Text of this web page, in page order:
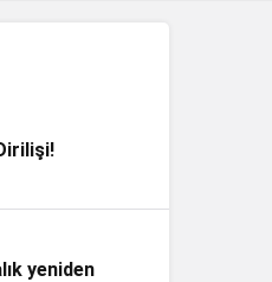
yeniden